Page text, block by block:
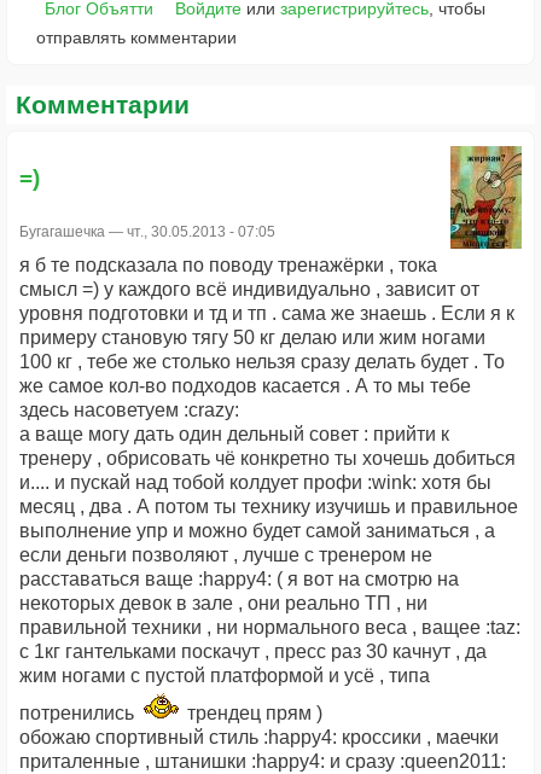
Блог Объятти Войдитеили зарегистрируйтесь, чтобы
отправлять комментарии
Комментарии
=)
Бугагашечка — чт., 30.05.2013 - 07:05
я б те подсказала по поводу тренажёрки , тока
смысл =) у каждого всё индивидуально , зависит от
уровня подготовки и тд и тп . сама же знаешь . Если я к
примеру становую тягу 50 кг делаю или жим ногами
100 кг , тебе же столько нельзя сразу делать будет . То
же самое кол-во подходов касается . А то мы тебе
здесь насоветуем :crazy:
а ваще могу дать один дельный совет : прийти к
тренеру , обрисовать чё конкретно ты хочешь добиться
и.... и пускай над тобой колдует профи :wink: хотя бы
месяц , два . А потом ты технику изучишь и правильное
выполнение упр и можно будет самой заниматься , а
если деньги позволяют , лучше с тренером не
расставаться ваще :happy4: ( я вот на смотрю на
некоторых девок в зале , они реально ТП , ни
правильной техники , ни нормального веса , ващее :taz:
с 1кг гантельками поскачут , пресс раз 30 качнут , да
жим ногами с пустой платформой и усё , типа
потренились
трендец прям )
обожаю спортивный стиль :happy4: кроссики , маечки
приталенные , штанишки :happy4: и сразу :queen2011: